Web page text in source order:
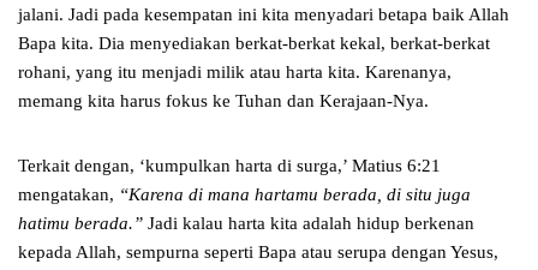
jalani. Jadi pada kesempatan ini kita menyadari betapa baik Allah
Bapa kita. Dia menyediakan berkat-berkat kekal, berkat-berkat
rohani, yang itu menjadi milik atau harta kita. Karenanya,
memang kita harus fokus ke Tuhan dan Kerajaan-Nya.
Terkait dengan, ‘kumpulkan harta di surga,’ Matius 6:21
mengatakan, “Karena di mana hartamu berada, di situ juga
hatimu berada.” Jadi kalau harta kita adalah hidup berkenan
kepada Allah, sempurna seperti Bapa atau serupa dengan Yesus,